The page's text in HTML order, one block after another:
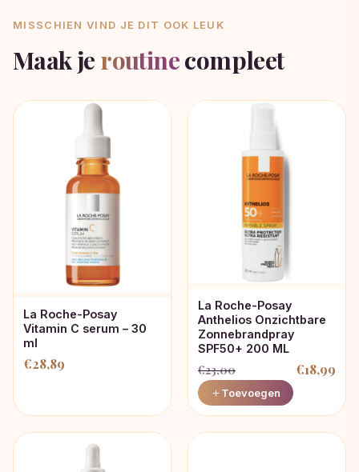
MISSCHIEN VIND JE DIT OOK LEUK
Maak je routinecompleet
La Roche-Posay
Vitamin C serum – 30
ml
€28,89
La Roche-Posay
Anthelios Onzichtbare
Zonnebrandpray
SPF50+ 200 ML
€23,00
Oorspronkelijke
prijs
was:
€18,99
Huidige
prijs
is:
Toevoegen